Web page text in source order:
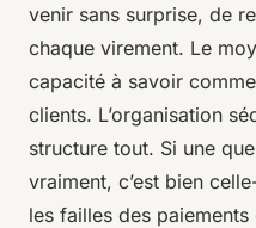
venir sans surprise, de
chaque virement. Le
capacité à savoir
clients. L’organisation
structure tout. Si une
vraiment, c’est bien
les failles des paiements